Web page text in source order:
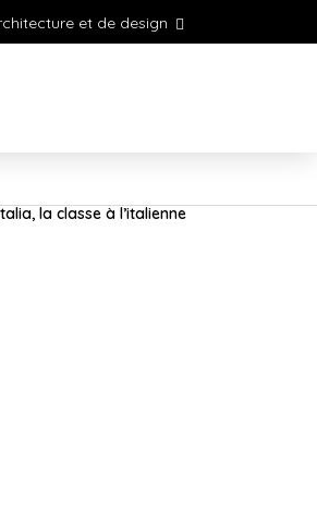
et de design
la classe à l’italienne